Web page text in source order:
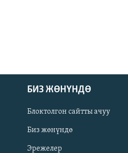
Русский
БИЗ ЖӨНҮНДӨ
Блоктолгон сайтты ачуу
Биз жөнүндө
Эрежелер